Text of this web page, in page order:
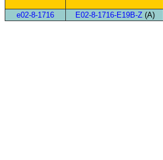
e02-8-1716
E02-8-1716-E19B-Z(A)